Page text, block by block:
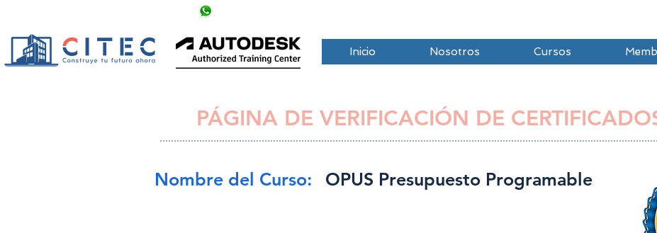
Inicio Nosotros Cursos
PÁGINA DE VERIFICACIÓN DE
Nombre del Curso: OPUS Presupuesto Programable